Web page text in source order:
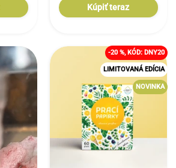
Kúpiť teraz
-20 %, KÓD: DNY20
LIMITOVANÁ EDÍCIA
NOVINKA